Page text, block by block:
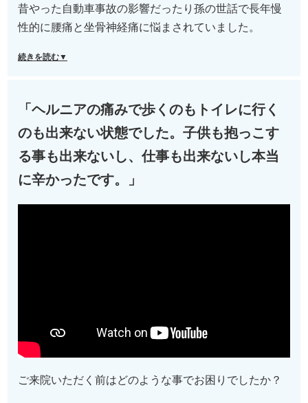
昔やった自動車事故の影響だったり孫の世話で長年慢
性的に腰痛と坐骨神経痛に悩まされていました。
続きを読む▼
「ヘルニアの痛みで歩くのもトイレに行く
のも出来ない状態でした。子供も抱っこす
る事も出来ないし、仕事も出来ないし本当
に辛かったです。」
ご来院いただく前はどのような事でお困りでしたか？